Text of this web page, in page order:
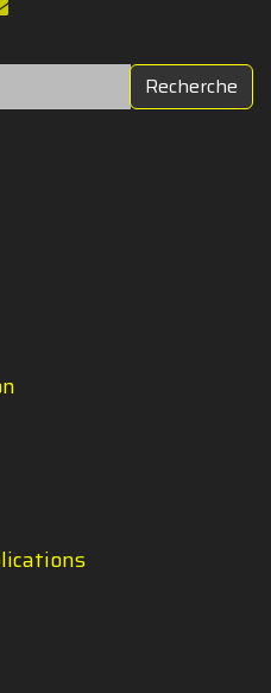
Recherche